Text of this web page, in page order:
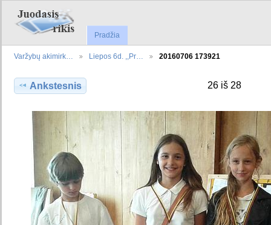
Pradžia
Varžybų akimirk… Liepos 6d. ,,Pr… 20160706 173921
Ankstesnis 26 iš 28